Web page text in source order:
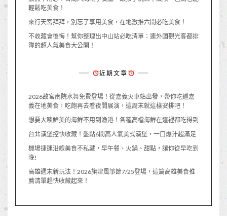
輕鬆吃美食！
來行天宮拜拜，別忘了享用美食，在地激推六間必吃美食！
不收藏會後悔！幫你整理出中山站必吃清單：連外國觀光客都排
隊的超人氣美食大公開！
近期文章
2026故宮南院水舞免費登場！從嘉義火車站出發，帶你吃遍嘉
義在地美食，吃飽再去看夜間展演，這周末就這樣安排吧！
想要大啖鮮美的海鮮不用到漁港！各種高檔海鮮在這裡都吃得到
台北漢堡控快收藏！盤點6間高人氣美式漢堡，一口爆汁超滿足
機場捷運沿線美食不私藏，早午餐、火鍋、甜點，讓你從早吃到
晚!
高雄週末新玩法！2026旗津風箏節7/25登場，這篇高雄美食推
薦清單趕快收藏起來！